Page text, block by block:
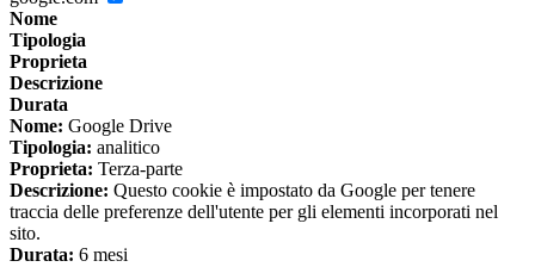
Nome
Tipologia
Proprieta
Descrizione
Durata
Nome: Google Drive
Tipologia: analitico
Proprieta: Terza-parte
Descrizione: Questo cookie è impostato da Google per tenere
traccia delle preferenze dell'utente per gli elementi incorporati nel
sito.
Durata: 6 mesi